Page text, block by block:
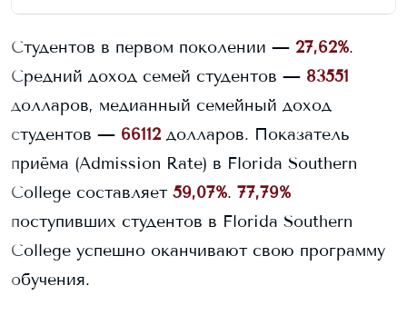
Студентов в первом поколении — 27,62%.
Средний доход семей студентов — 83551
долларов, медианный семейный доход
студентов — 66112 долларов. Показатель
приёма (Admission Rate) в Florida Southern
College составляет 59,07%. 77,79%
поступивших студентов в Florida Southern
College успешно оканчивают свою программу
обучения.